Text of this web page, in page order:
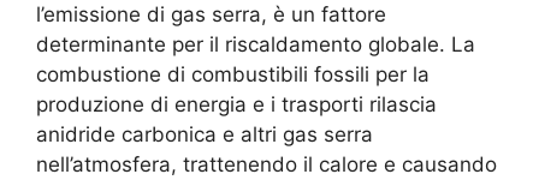
l’emissione di gas serra, è un fattore
determinante per il riscaldamento globale. La
combustione di combustibili fossili per la
produzione di energia e i trasporti rilascia
anidride carbonica e altri gas serra
nell’atmosfera, trattenendo il calore e causando